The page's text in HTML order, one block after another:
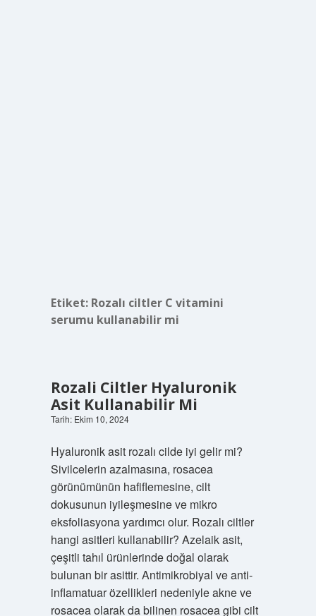
Etiket: Rozalı ciltler C vitamini
serumu kullanabilir mi
Rozali Ciltler Hyaluronik
Asit Kullanabilir Mi
Tarih: Ekim 10, 2024
Hyaluronik asit rozalı cilde iyi gelir mi?
Sivilcelerin azalmasına, rosacea
görünümünün hafiflemesine, cilt
dokusunun iyileşmesine ve mikro
eksfoliasyona yardımcı olur. Rozalı ciltler
hangi asitleri kullanabilir? Azelaik asit,
çeşitli tahıl ürünlerinde doğal olarak
bulunan bir asittir. Antimikrobiyal ve anti-
inflamatuar özellikleri nedeniyle akne ve
rosacea olarak da bilinen rosacea gibi cilt